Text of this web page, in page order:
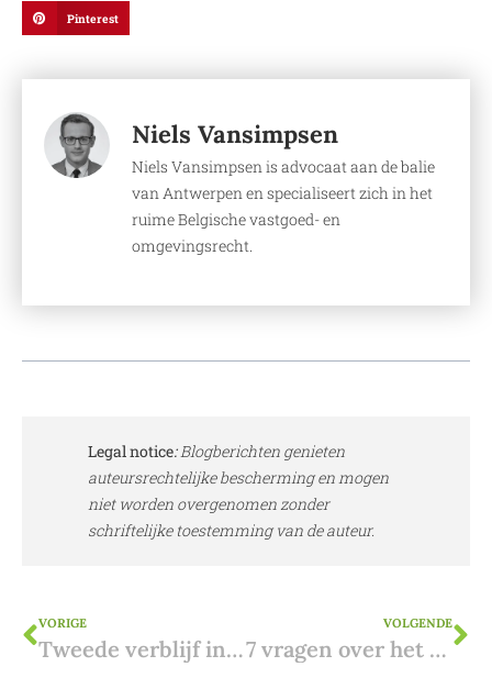
Pinterest
Niels Vansimpsen
Niels Vansimpsen is advocaat aan de balie
van Antwerpen en specialiseert zich in het
ruime Belgische vastgoed- en
omgevingsrecht.
Legal notice:Blogberichten genieten
auteursrechtelijke bescherming en mogen
niet worden overgenomen zonder
schriftelijke toestemming van de auteur.
VORIGE
Tweede verblijf in Spanje. Is een Spaanse bankrekening nodig?
VOLGENDE
7 vragen over het indienen van een bezwaarschrift omgevingsvergunning